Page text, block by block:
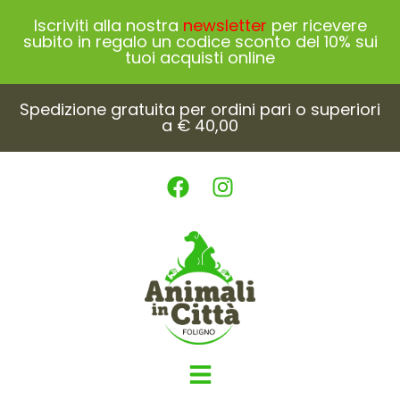
Iscriviti alla nostra newsletter per ricevere
subito in regalo un codice sconto del 10% sui
tuoi acquisti online
Spedizione gratuita per ordini pari o superiori
a € 40,00